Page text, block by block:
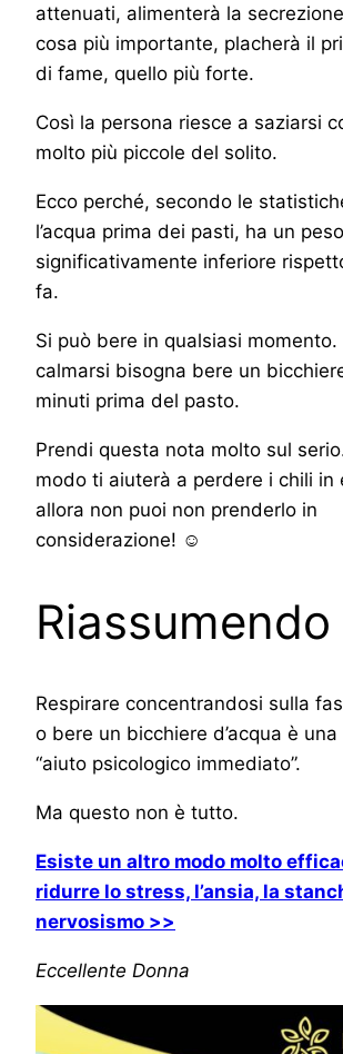
attenuati, alimenterà la
cosa più importante, placherà il
di fame, quello più forte.
Così la persona riesce a saziarsi
molto più piccole del solito.
Ecco perché, secondo le
l’acqua prima dei pasti, ha un peso
significativamente inferiore
fa.
Si può bere in qualsiasi
calmarsi bisogna bere un
minuti prima del pasto.
Prendi questa nota molto sul
modo ti aiuterà a perdere i chili in
allora non puoi non prenderlo in
considerazione! ☺
Riassumendo
Respirare concentrandosi sulla
o bere un bicchiere d’acqua è
“aiuto psicologico immediato”.
Ma questo non è tutto.
Esiste un altro modo molto
ridurre lo stress, l’ansia, la
nervosismo >>
Eccellente Donna